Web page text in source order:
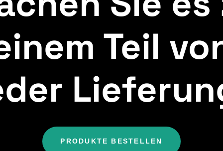
Teil
PRODUKTE BESTELLEN